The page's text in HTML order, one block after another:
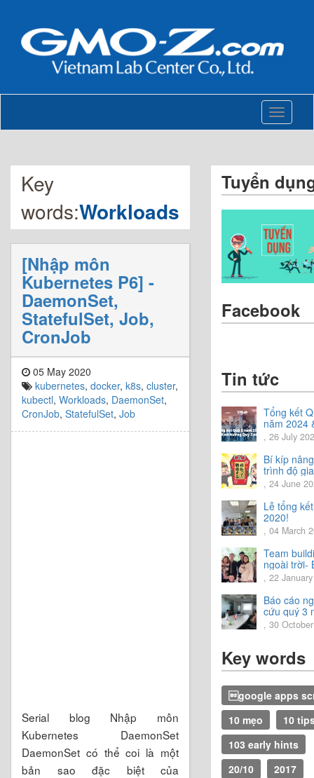
Toggle
Key
words:Workloads
[Nhập môn
Kubernetes P6] -
DaemonSet,
StatefulSet, Job,
CronJob
05 May 2020
kubernetes, docker, k8s, cluster,
kubectl, Workloads, DaemonSet,
CronJob, StatefulSet, Job
Serial blog Nhập môn
Kubernetes DaemonSet
DaemonSet có thể coi là một
bản sao đặc biệt của
Tuyển
Facebook
Tin tức
Tổng kết
năm 2024
Chia sẻ
hướng
năm 2024
, 26 July
Bí kíp
trình độ
tiếng Nhật.
, 24 June
Lễ tổng
2020!
, 04 March
Team
ngoài trời-
trải
vời.
, 22
Báo cáo
cứu quý 3
2020
, 30
Key words
google apps
10 mẹo
10
103 early hints
20/10
2017